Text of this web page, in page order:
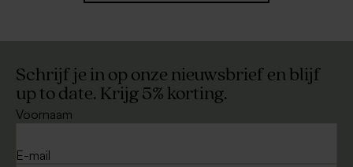
Schrijf je in op onze nieuwsbrief en blijf
up to date. Krijg 5% korting.
Voornaam
E-mail